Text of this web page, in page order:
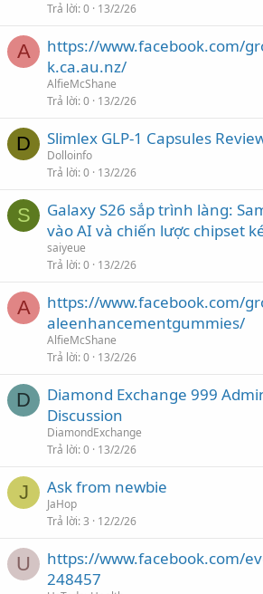
Trả lời 0 13/2/26
A
https://www.facebook.com/
k.ca.au.nz/
AlfieMcShane
Trả lời 0 13/2/26
D Slimlex GLP-1 Capsules
Dolloinfo
Trả lời 0 13/2/26
S
Galaxy S26 sắp trình làng:
vào AI và chiến lược chipset
saiyeue
Trả lời 0 13/2/26
A
https://www.facebook.com/
aleenhancementgummies/
AlfieMcShane
Trả lời 0 13/2/26
D
Diamond Exchange 999
Discussion
DiamondExchange
Trả lời 0 13/2/26
J Ask from newbie
JaHop
Trả lời 3 12/2/26
U
https://www.facebook.com/
248457